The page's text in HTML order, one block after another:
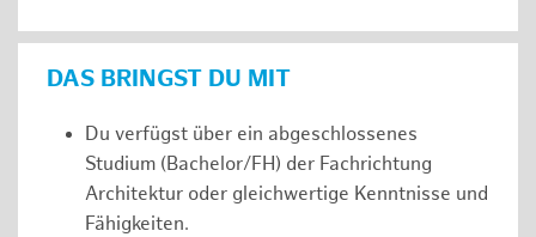
DAS BRINGST DU MIT
Du verfügst über ein abgeschlossenes
Studium (Bachelor/FH) der Fachrichtung
Architektur oder gleichwertige Kenntnisse und
Fähigkeiten.